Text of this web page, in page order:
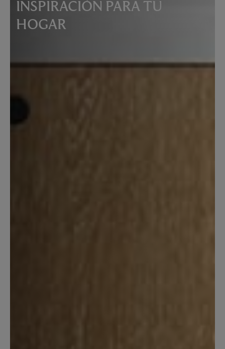
INSPIRACIÓN PARA TU
HOGAR